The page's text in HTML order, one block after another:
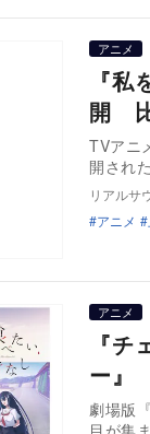
アニメ
『
開
TVアニ
開され
リアルサ
アニメ
アニメ
『
ー』
劇場版